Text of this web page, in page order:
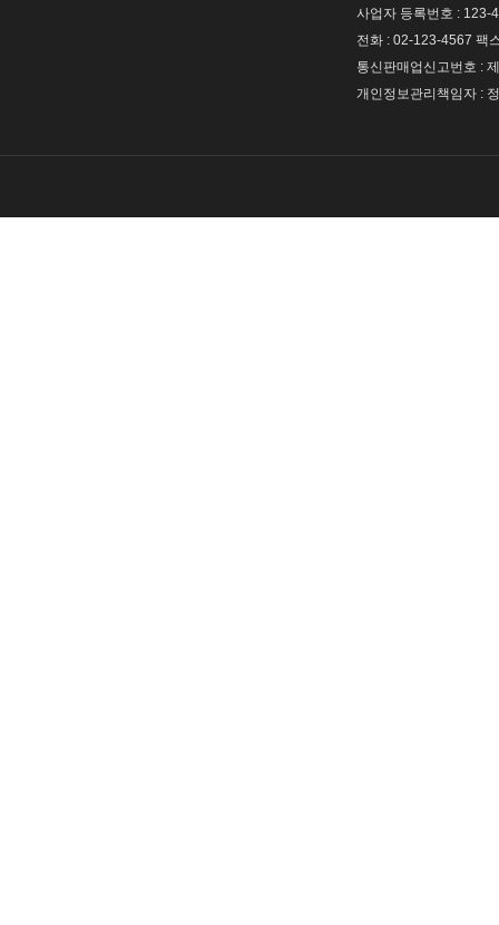
사업자 등록번호 : 123-
전화 : 02-123-4567 팩
통신판매업신고번호 :
개인정보관리책임자 :